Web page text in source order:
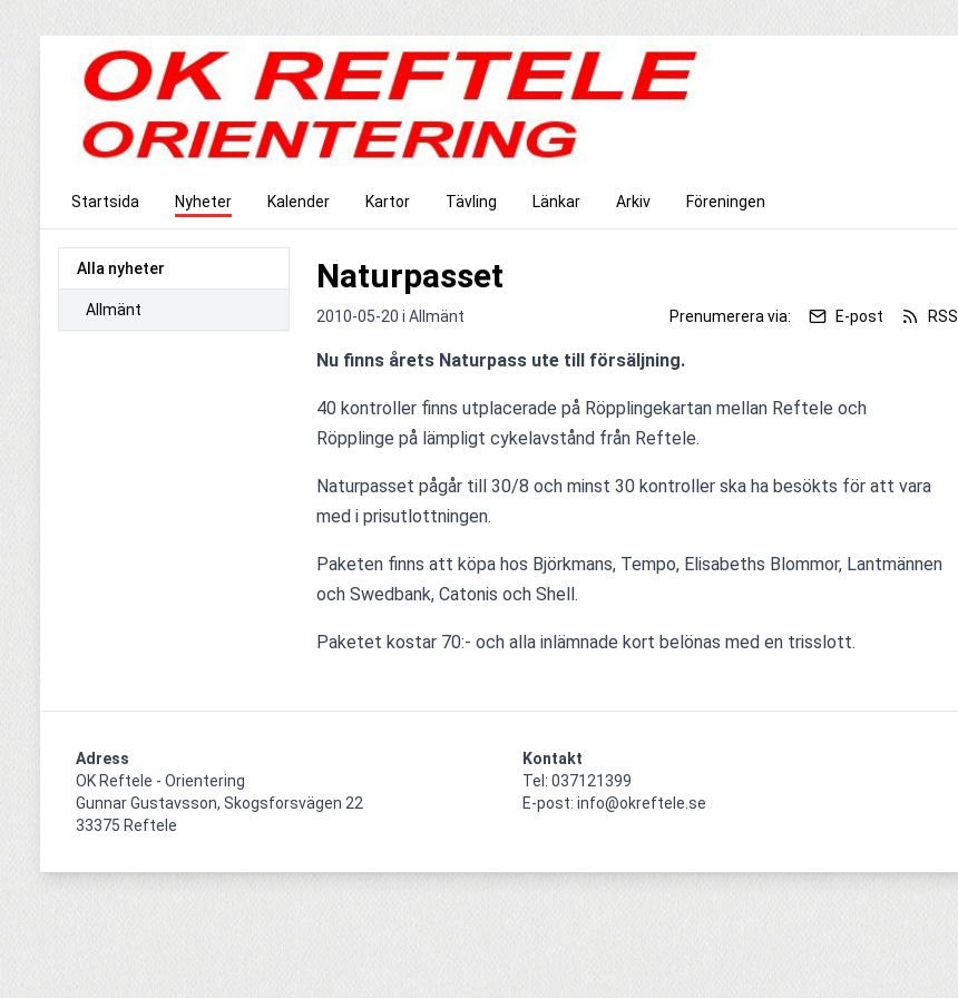
Startsida Nyheter Kalender Kartor Tävling Länkar Arkiv Föreningen
Alla nyheter
Allmänt
Naturpasset
2010-05-20 i Allmänt Prenumerera via: E-post RSS
Nu finns årets Naturpass ute till försäljning.
40 kontroller finns utplacerade på Röpplingekartan mellan Reftele och
Röpplinge på lämpligt cykelavstånd från Reftele.
Naturpasset pågår till 30/8 och minst 30 kontroller ska ha besökts för att vara
med i prisutlottningen.
Paketen finns att köpa hos Björkmans, Tempo, Elisabeths Blommor, Lantmännen
och Swedbank, Catonis och Shell.
Paketet kostar 70:- och alla inlämnade kort belönas med en trisslott.
Adress
OK Reftele - Orientering
Gunnar Gustavsson, Skogsforsvägen 22
33375 Reftele
Kontakt
Tel: 037121399
E-post: info@okreftele.se